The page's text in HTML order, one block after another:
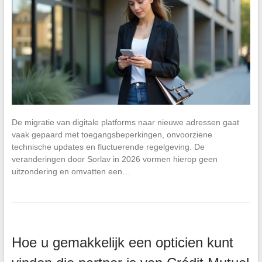
De migratie van digitale platforms naar nieuwe adressen gaat
vaak gepaard met toegangsbeperkingen, onvoorziene
technische updates en fluctuerende regelgeving. De
veranderingen door Sorlav in 2026 vormen hierop geen
uitzondering en omvatten een…
Hoe u gemakkelijk een opticien kunt